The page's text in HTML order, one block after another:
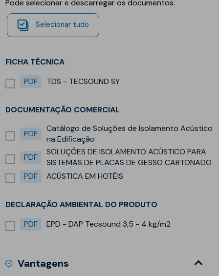
Pode selecionar e descarregar os documentos.
Selecionar tudo
FICHA TÉCNICA
PDF
TDS - TECSOUND SY
DOCUMENTAÇÃO COMERCIAL
PDF
Catálogo de Soluções de Isolamento Acústico
na Edificação
PDF
SOLUÇÕES DE ISOLAMENTO ACÚSTICO PARA
SISTEMAS DE PLACAS DE GESSO CARTONADO
PDF
ACÚSTICA EM HOTÉIS
DECLARAÇÃO AMBIENTAL DO PRODUTO
PDF
EPD - DAP Tecsound 3,5 - 4 kg/m2
Vantagens